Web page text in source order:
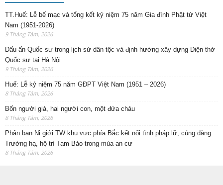
TT.Huế: Lễ bế mạc và tổng kết kỷ niệm 75 năm Gia đình Phật tử Việt
Nam (1951-2026)
9 Tháng Tám, 2026
Dấu ấn Quốc sư trong lịch sử dân tộc và định hướng xây dựng Điện thờ
Quốc sư tại Hà Nội
9 Tháng Tám, 2026
Huế: Lễ kỷ niệm 75 năm GĐPT Việt Nam (1951 – 2026)
8 Tháng Tám, 2026
Bốn người già, hai người con, một đứa cháu
8 Tháng Tám, 2026
Phân ban Ni giới TW khu vực phía Bắc kết nối tình pháp lữ, cúng dàng
Trường hạ, hộ trì Tam Bảo trong mùa an cư
8 Tháng Tám, 2026